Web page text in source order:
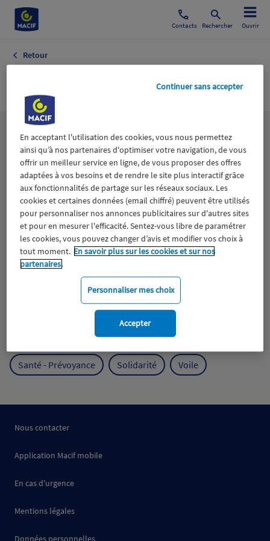
Contacts Rechercher Ouvrir
Retour
Lesthématiques
Aidants Catastrophes naturelles Climat
ESS
Expérience clients Fondation Macif Jeunesse
Mobilité
Protection de l'environnement
Protection des océans Prévention
Santé - Prévoyance Solidarité Voile
Nous contacter
Application Macif mobile
En cas d'urgence
Mentions légales
Données personnelles
En acceptant l'utilisation des cookies, vous nous permettez
ainsi qu’à nos partenaires d'optimiser votre navigation, de vous
offrir un meilleur service en ligne, de vous proposer des offres
adaptées à vos besoins et de rendre le site plus interactif grâce
aux fonctionnalités de partage sur les réseaux sociaux. Les
cookies et certaines données (email chiffré) peuvent être utilisés
pour personnaliser nos annonces publicitaires sur d'autres sites
et pour en mesurer l'efficacité. Sentez-vous libre de paramétrer
les cookies, vous pouvez changer d’avis et modifier vos choix à
tout moment. En savoir plus sur les cookies et sur nos
partenaires.
Personnaliser mes choix
Continuer sans accepter
Accepter